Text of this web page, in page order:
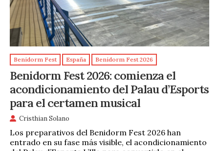
Benidorm Fest España Benidorm Fest 2026
Benidorm Fest 2026: comienza el
acondicionamiento del Palau d’Esports
para el certamen musical
Cristhian Solano
Los preparativos del Benidorm Fest 2026 han
entrado en su fase más visible, el acondicionamiento